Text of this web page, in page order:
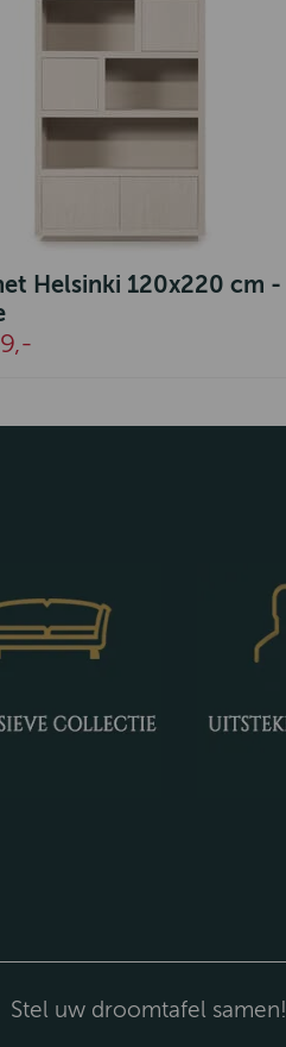
Helsinki 120x220 cm -
Stel uw droomtafel samen!